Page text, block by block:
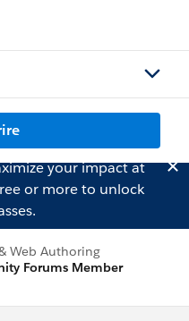
your impact at
or more to unlock
Web Authoring
Forums Member